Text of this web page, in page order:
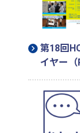
第18回
イヤー（